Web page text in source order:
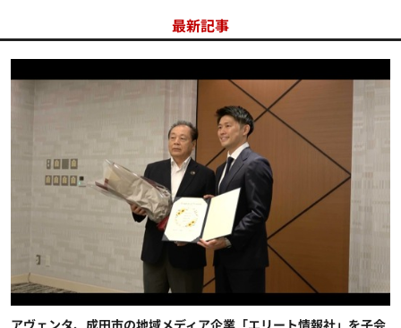
最新記事
アヴェンタ、成田市の地域メディア企業「エリート情報社」を子会